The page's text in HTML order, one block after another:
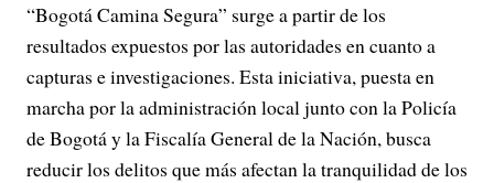
“Bogotá Camina Segura” surge a partir de los
resultados expuestos por las autoridades en cuanto a
capturas e investigaciones. Esta iniciativa, puesta en
marcha por la administración local junto con la Policía
de Bogotá y la Fiscalía General de la Nación, busca
reducir los delitos que más afectan la tranquilidad de los